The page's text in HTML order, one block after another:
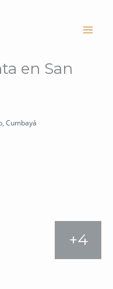
en San
Cumbayá
+4